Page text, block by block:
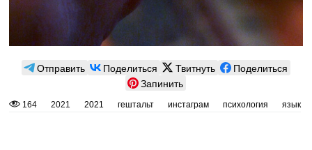
Отправить Поделиться Твитнуть
Поделиться
Запинить
164 2021 2021 гештальт инстаграм психология язык